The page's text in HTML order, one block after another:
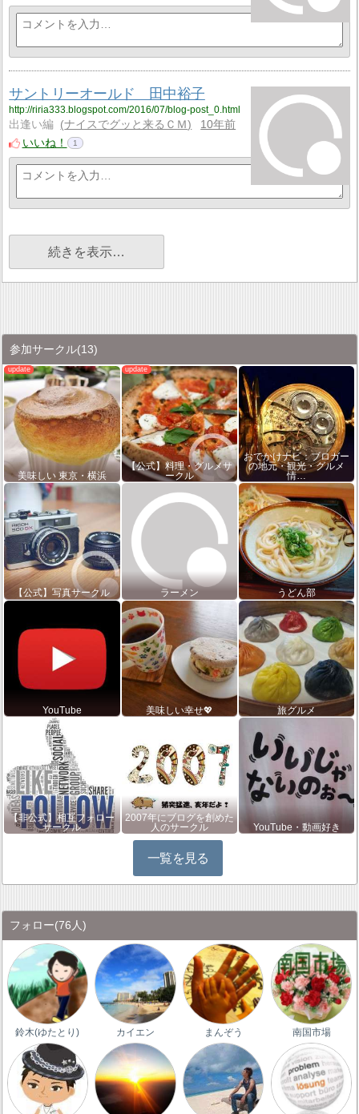
サントリーオールド 田中裕子
http://riria333.blogspot.com/2016/07/blog-post_0.html
出逢い編 ナイスでグッと来るＣＭ
10年前
いいね！
1
続きを表示…
参加サークル(13)
美味しい 東京・横浜
【公式】料理・グルメサ
ークル
おでかけナビ：ブロガー
の地元・観光・グルメ
情…
【公式】写真サークル ラーメン うどん部
YouTube 美味しい幸せ💖 旅グルメ
【非公式】相互フォロー
サークル
2007年にブログを創めた
人のサークル
YouTube・動画好き
一覧を見る
フォロー(76人)
鈴木(ゆたとり) カイエン まんぞう 南国市場